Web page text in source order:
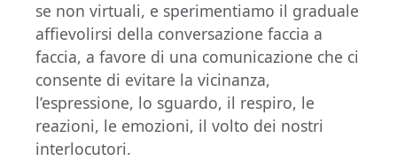
se non virtuali, e sperimentiamo il graduale
affievolirsi della conversazione faccia a
faccia, a favore di una comunicazione che ci
consente di evitare la vicinanza,
l’espressione, lo sguardo, il respiro, le
reazioni, le emozioni, il volto dei nostri
interlocutori.